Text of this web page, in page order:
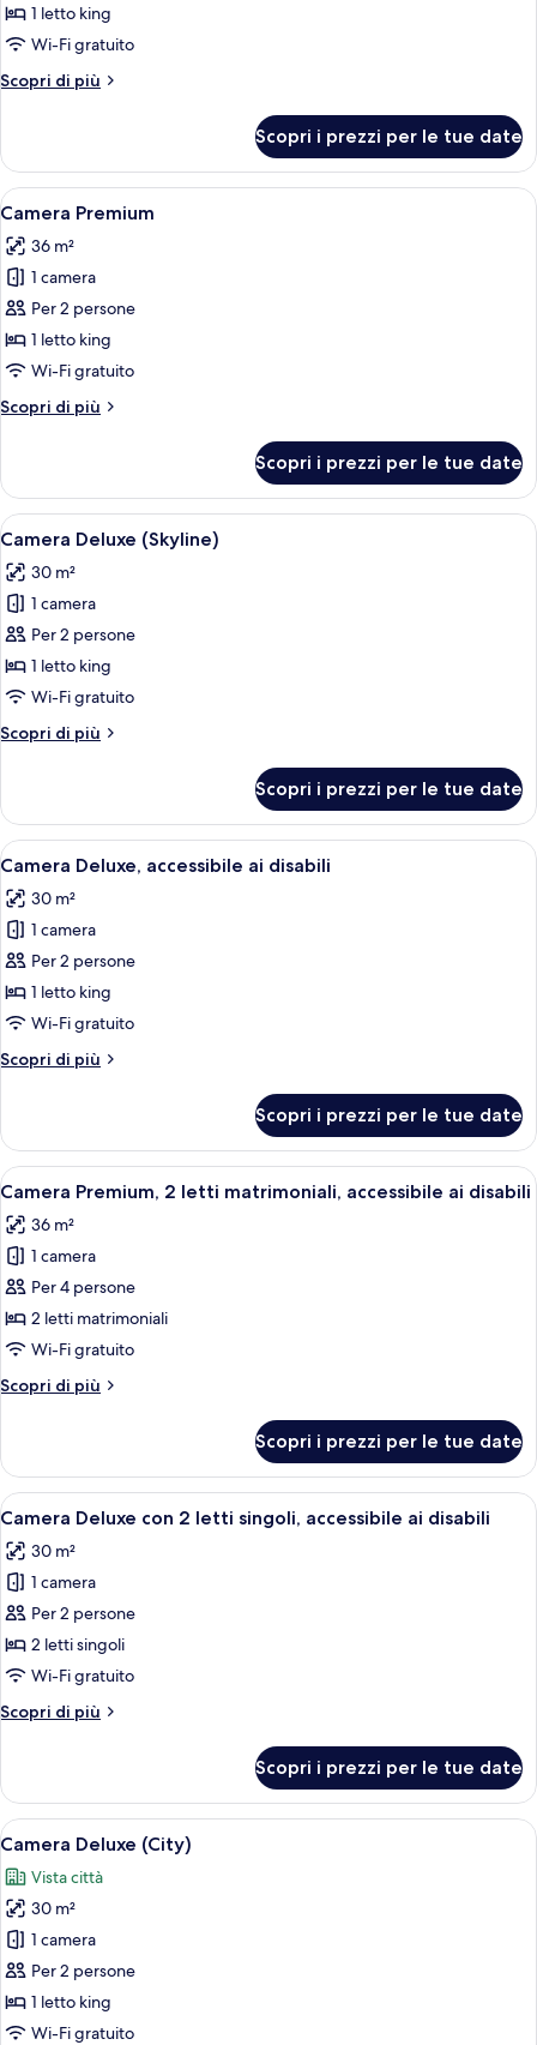
Camera
Deluxe
1 letto king
Wi-Fi gratuito
Scopri di più
Altri
Deluxe
Scopri i prezzi per le tue date
Apri
tutte
le
foto
per
Camera
Premium
Una moderna camera d'albergo
7
Camera Premium
36 m²
1 camera
Per 2 persone
1 letto king
Wi-Fi gratuito
Scopri di più
Altri
Premium
Scopri i prezzi per le tue date
Apri
tutte
le
foto
per
Camera
Deluxe
Una camera d'albergo moderna
7
Camera Deluxe (Skyline)
30 m²
1 camera
Per 2 persone
1 letto king
Wi-Fi gratuito
Scopri di più
Altri
Deluxe
(Skyline)
Scopri i prezzi per le tue date
Apri
tutte
le
foto
per
Camera
Deluxe,
ai
Una camera da letto moderna con
6
Camera Deluxe, accessibile ai disabili
30 m²
1 camera
Per 2 persone
1 letto king
Wi-Fi gratuito
Scopri di più
Altri
Deluxe,
accessibile
ai
Scopri i prezzi per le tue date
Apri
tutte
le
foto
per
Camera
Premium,
letti
ai
disabili
Una camera d'albergo moderna con
7
Camera Premium, 2 letti matrimoniali, accessibile ai disabili
36 m²
1 camera
Per 4 persone
2 letti matrimoniali
Wi-Fi gratuito
Scopri di più
Altri
Premium,
letti
accessibile
ai
Scopri i prezzi per le tue date
Apri
tutte
le
foto
per
Camera
Deluxe
2
accessibile
ai
disabili
Una camera d'albergo moderna
7
Camera Deluxe con 2 letti singoli, accessibile ai disabili
30 m²
1 camera
Per 2 persone
2 letti singoli
Wi-Fi gratuito
Scopri di più
Altri
Deluxe
con
2
singoli,
accessibile
ai
disabili
Scopri i prezzi per le tue date
Apri
tutte
le
foto
per
Camera
Deluxe
(City)
Una camera d'hotel moderna con
6
Camera Deluxe (City)
Vista città
30 m²
1 camera
Per 2 persone
1 letto king
Wi-Fi gratuito